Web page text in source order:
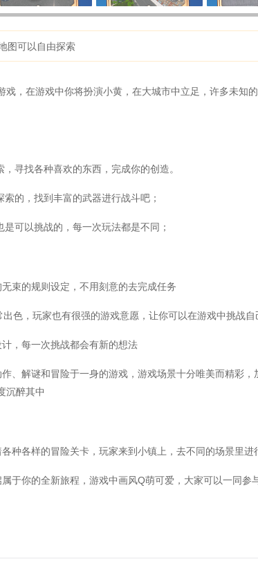
图可以自由探索
戏，在游戏中你将扮演小黄，在大城市中立足，许多未知
寻找各种喜欢的东西，完成你的创造。
的，找到丰富的武器进行战斗吧；
可以挑战的，每一次玩法都是不同；
束的规则设定，不用刻意的去完成任务
色，玩家也有很强的游戏意愿，让你可以在游戏中挑战自
，每一次挑战都会有新的想法
、解谜和冒险于一身的游戏，游戏场景十分唯美而精彩，
沉醉其中
种各样的冒险关卡，玩家来到小镇上，去不同的场景里
于你的全新旅程，游戏中画风Q萌可爱，大家可以一同参